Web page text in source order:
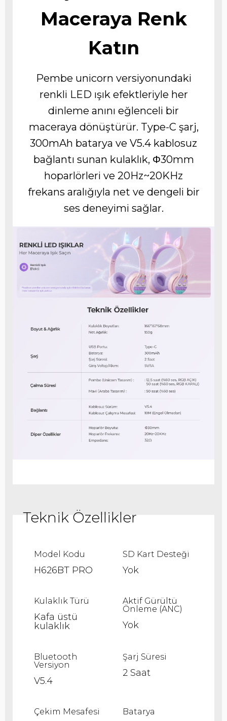
Maceraya Renk
Katın
Pembe unicorn versiyonundaki
renkli LED ışık efektleriyle her
dinleme anını eğlenceli bir
maceraya dönüştürür. Type-C şarj,
300mAh batarya ve V5.4 kablosuz
bağlantı sunan kulaklık, Φ30mm
hoparlörleri ve 20Hz~20KHz
frekans aralığıyla net ve dengeli bir
ses deneyimi sağlar.
Model Kodu
H626BT PRO
SD Kart Desteği
Yok
Kulaklık Türü
Kafa üstü
kulaklık
Aktif Gürültü
Önleme (ANC)
Yok
Bluetooth
Versiyon
V5.4
Şarj Süresi
2 Saat
Çekim Mesafesi Batarya